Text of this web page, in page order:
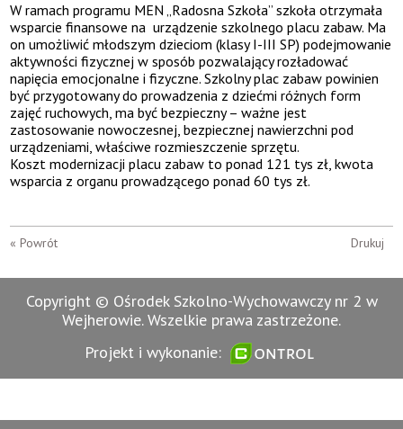
W ramach programu MEN „Radosna Szkoła” szkoła otrzymała
wsparcie finansowe na urządzenie szkolnego placu zabaw. Ma
on umożliwić młodszym dzieciom (klasy I-III SP) podejmowanie
aktywności fizycznej w sposób pozwalający rozładować
napięcia emocjonalne i fizyczne. Szkolny plac zabaw powinien
być przygotowany do prowadzenia z dziećmi różnych form
zajęć ruchowych, ma być bezpieczny – ważne jest
zastosowanie nowoczesnej, bezpiecznej nawierzchni pod
urządzeniami, właściwe rozmieszczenie sprzętu.
Koszt modernizacji placu zabaw to ponad 121 tys zł, kwota
wsparcia z organu prowadzącego ponad 60 tys zł.
« Powrót Drukuj
Copyright © Ośrodek Szkolno-Wychowawczy nr 2 w
Wejherowie. Wszelkie prawa zastrzeżone.
Projekt i wykonanie: